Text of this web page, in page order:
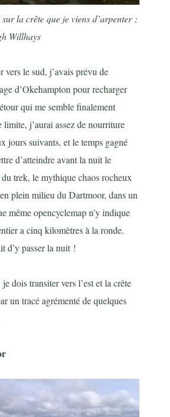
la crête que je viens d’arpenter ;
Willhays
vers le sud, j’avais prévu de
d’Okehampton pour recharger
qui me semble finalement
j’aurai assez de nourriture
jours suivants, et le temps gagné
d’atteindre avant la nuit le
trek, le mythique chaos rocheux
plein milieu du Dartmoor, dans un
même opencyclemap n’y indique
a cinq kilomètres à la ronde.
d’y passer la nuit !
dois transiter vers l’est et la crête
un tracé agrémenté de quelques